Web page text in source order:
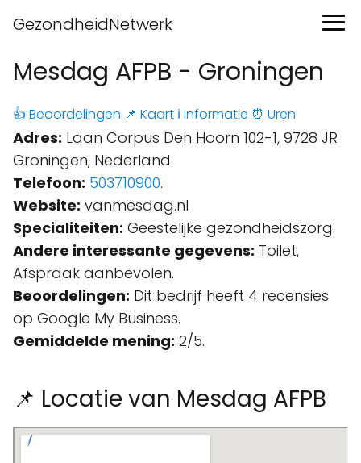
GezondheidNetwerk
Mesdag AFPB - Groningen
👍 Beoordelingen 📌 Kaart ℹ️ Informatie ⏰ Uren
Adres: Laan Corpus Den Hoorn 102-1, 9728 JR
Groningen, Nederland.
Telefoon: 503710900.
Website: vanmesdag.nl
Specialiteiten: Geestelijke gezondheidszorg.
Andere interessante gegevens: Toilet,
Afspraak aanbevolen.
Beoordelingen: Dit bedrijf heeft 4 recensies
op Google My Business.
Gemiddelde mening: 2/5.
📌 Locatie van Mesdag AFPB